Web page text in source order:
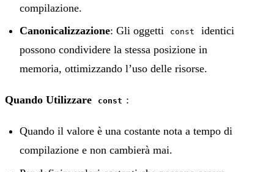
compilazione.
Canonicalizzazione: Gli oggetti const
identici
possono condividere la stessa posizione in
memoria, ottimizzando l’uso delle risorse.
Quando Utilizzare const :
Quando il valore è una costante nota a tempo di
compilazione e non cambierà mai.